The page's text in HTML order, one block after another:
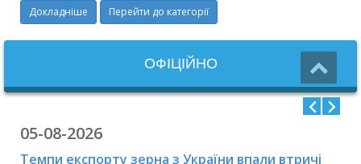
Докладніше Перейти до категорії
ОФIЦIЙНО
05-08-2026
Темпи експорту зерна з України впали втричі